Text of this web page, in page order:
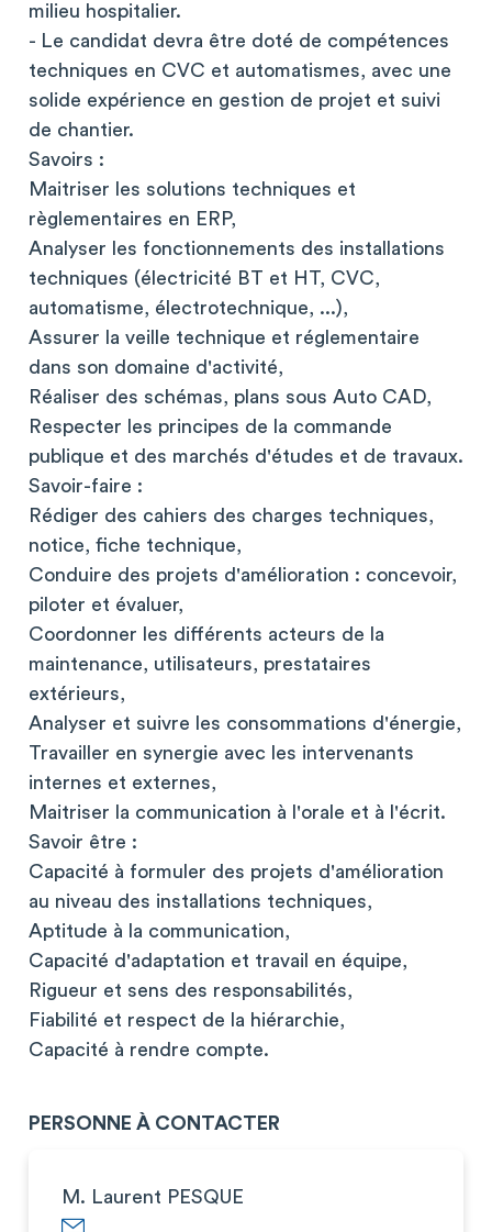
milieu hospitalier.
- Le candidat devra être doté de compétences
techniques en CVC et automatismes, avec une
solide expérience en gestion de projet et suivi
de chantier.
Savoirs :
Maitriser les solutions techniques et
règlementaires en ERP,
Analyser les fonctionnements des installations
techniques (électricité BT et HT, CVC,
automatisme, électrotechnique, ...),
Assurer la veille technique et réglementaire
dans son domaine d'activité,
Réaliser des schémas, plans sous Auto CAD,
Respecter les principes de la commande
publique et des marchés d'études et de travaux.
Savoir-faire :
Rédiger des cahiers des charges techniques,
notice, fiche technique,
Conduire des projets d'amélioration : concevoir,
piloter et évaluer,
Coordonner les différents acteurs de la
maintenance, utilisateurs, prestataires
extérieurs,
Analyser et suivre les consommations d'énergie,
Travailler en synergie avec les intervenants
internes et externes,
Maitriser la communication à l'orale et à l'écrit.
Savoir être :
Capacité à formuler des projets d'amélioration
au niveau des installations techniques,
Aptitude à la communication,
Capacité d'adaptation et travail en équipe,
Rigueur et sens des responsabilités,
Fiabilité et respect de la hiérarchie,
Capacité à rendre compte.
PERSONNE À CONTACTER
M. Laurent PESQUE